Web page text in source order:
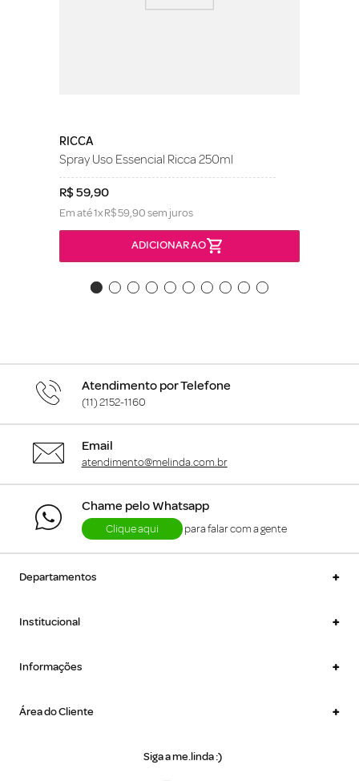
RICCA
Spray Uso Essencial Ricca 250ml
R$59,90
Em até1xR$59,90sem juros
ADICIONAR AO
Atendimento por Telefone
(11) 2152-1160
Email
atendimento@melinda.com.br
Chame pelo Whatsapp
Clique aqui para falar com a gente
Departamentos +
Institucional +
Informações +
Área do Cliente +
Siga a me.linda :)